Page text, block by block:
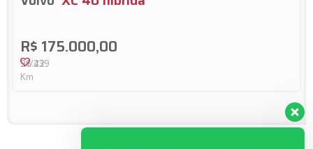
R$ 175.000,00
21/22
56.439
Km